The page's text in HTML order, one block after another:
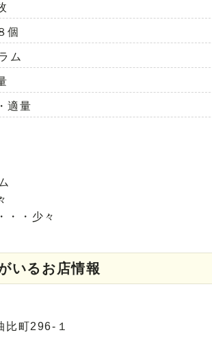
個
ム
適量
・・少々
いるお店情報
比町296-１